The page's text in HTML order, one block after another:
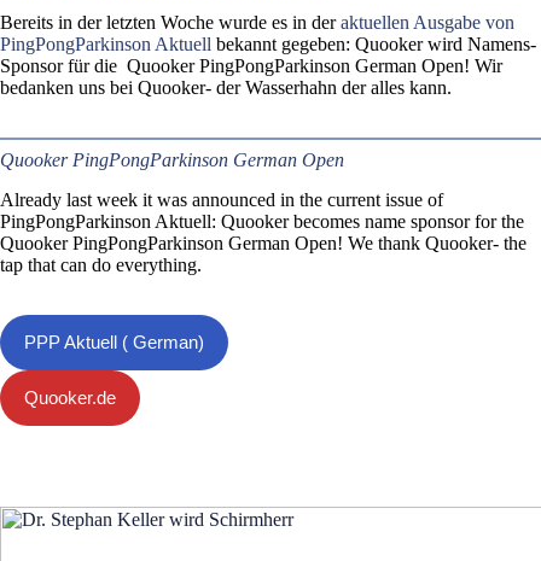
Bereits in der letzten Woche wurde es in deraktuellen Ausgabe von
PingPongParkinson Aktuell bekannt gegeben: Quooker wird Namens-
Sponsor für die Quooker PingPongParkinson German Open! Wir
bedanken uns bei Quooker- der Wasserhahn der alles kann.
Quooker PingPongParkinson German Open
Already last week it was announced in the current issue of
PingPongParkinson Aktuell: Quooker becomes name sponsor for the
Quooker PingPongParkinson German Open! We thank Quooker- the
tap that can do everything.
PPP Aktuell ( German)
Quooker.de